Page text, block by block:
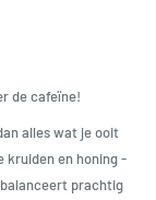
de cafeïne!
alles wat je ooit
kruiden en honing -
prachtig